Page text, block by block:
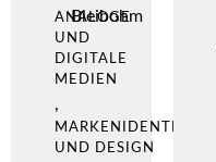
Bleibohm
ANALOGE
UND
DIGITALE
MEDIEN
,
MARKENIDENTITÄT
UND DESIGN